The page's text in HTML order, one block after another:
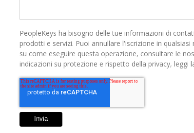
PeopleKeys ha bisogno delle tue informazioni di
prodotti e servizi. Puoi annullare l'iscrizione in
su come eseguire questa operazione, consultare le
indicazioni su protezione e rispetto della privacy, leggi